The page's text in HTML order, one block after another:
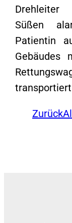
Drehleiter
Süßen
Patientin
Gebäudes
Zurück